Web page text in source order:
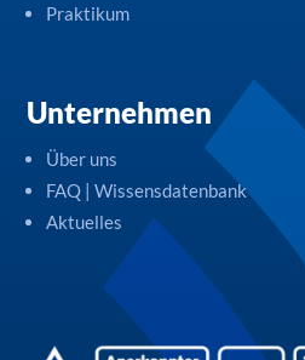
Praktikum
Unternehmen
Über uns
FAQ | Wissensdatenbank
Aktuelles